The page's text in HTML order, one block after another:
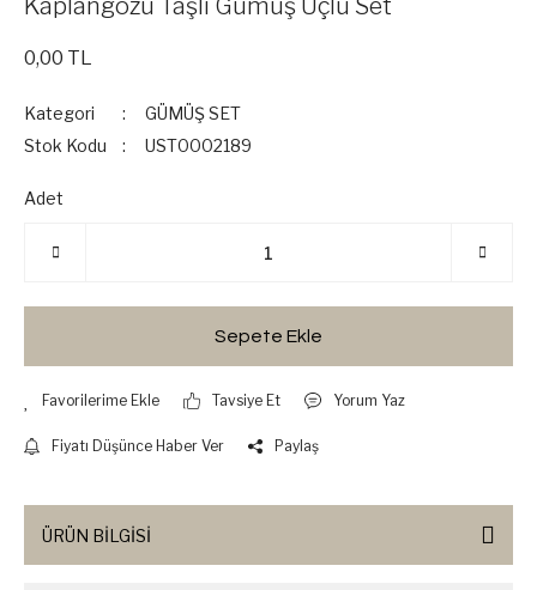
Kaplangözü Taşlı Gümüş Üçlü Set
0,00 TL
Kategori
GÜMÜŞ SET
Stok Kodu
UST0002189
Adet
Sepete Ekle
Tavsiye Et Yorum Yaz
Fiyatı Düşünce Haber Ver Paylaş
ÜRÜN BİLGİSİ